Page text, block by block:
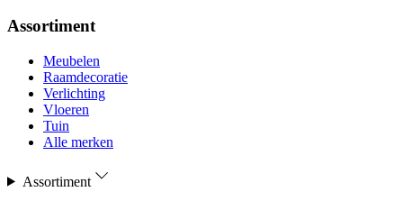
Assortiment
Meubelen
Raamdecoratie
Verlichting
Vloeren
Tuin
Alle merken
Assortiment